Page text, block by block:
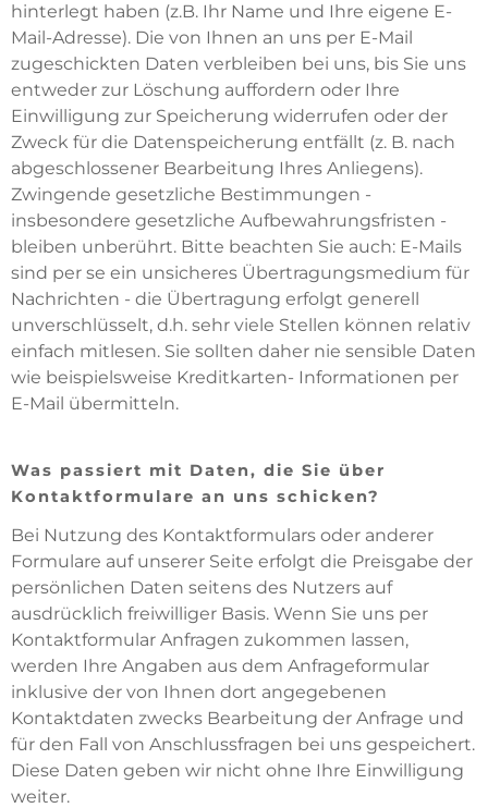
hinterlegt haben (z.B. Ihr Name und Ihre eigene E-
Mail-Adresse). Die von Ihnen an uns per E-Mail
zugeschickten Daten verbleiben bei uns, bis Sie uns
entweder zur Löschung auffordern oder Ihre
Einwilligung zur Speicherung widerrufen oder der
Zweck für die Datenspeicherung entfällt (z. B. nach
abgeschlossener Bearbeitung Ihres Anliegens).
Zwingende gesetzliche Bestimmungen -
insbesondere gesetzliche Aufbewahrungsfristen -
bleiben unberührt. Bitte beachten Sie auch: E-Mails
sind per se ein unsicheres Übertragungsmedium für
Nachrichten - die Übertragung erfolgt generell
unverschlüsselt, d.h. sehr viele Stellen können relativ
einfach mitlesen. Sie sollten daher nie sensible Daten
wie beispielsweise Kreditkarten- Informationen per
E-Mail übermitteln.
Was passiert mit Daten, die Sie über
Kontaktformulare an uns schicken?
Bei Nutzung des Kontaktformulars oder anderer
Formulare auf unserer Seite erfolgt die Preisgabe der
persönlichen Daten seitens des Nutzers auf
ausdrücklich freiwilliger Basis. Wenn Sie uns per
Kontaktformular Anfragen zukommen lassen,
werden Ihre Angaben aus dem Anfrageformular
inklusive der von Ihnen dort angegebenen
Kontaktdaten zwecks Bearbeitung der Anfrage und
für den Fall von Anschlussfragen bei uns gespeichert.
Diese Daten geben wir nicht ohne Ihre Einwilligung
weiter.